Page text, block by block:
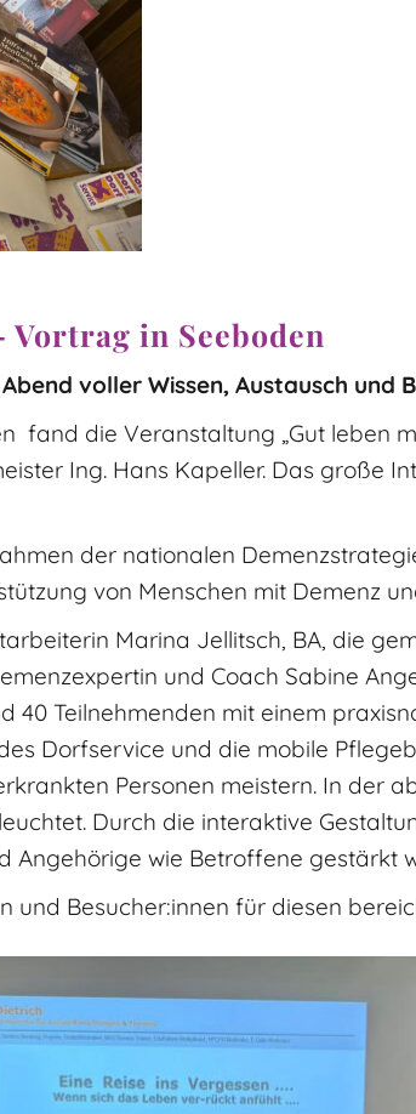
Vortrag in Seeboden
voller Wissen, Austausch und
fand die Veranstaltung „Gut leben
Ing. Hans Kapeller. Das große
der nationalen
von Menschen mit Demenz
Marina Jellitsch, BA, die
und Coach Sabine
40 Teilnehmenden mit einem
Dorfservice und die mobile
Personen meistern. In der
Durch die interaktive
Angehörige wie Betroffene gestärkt
und Besucher:innen für diesen